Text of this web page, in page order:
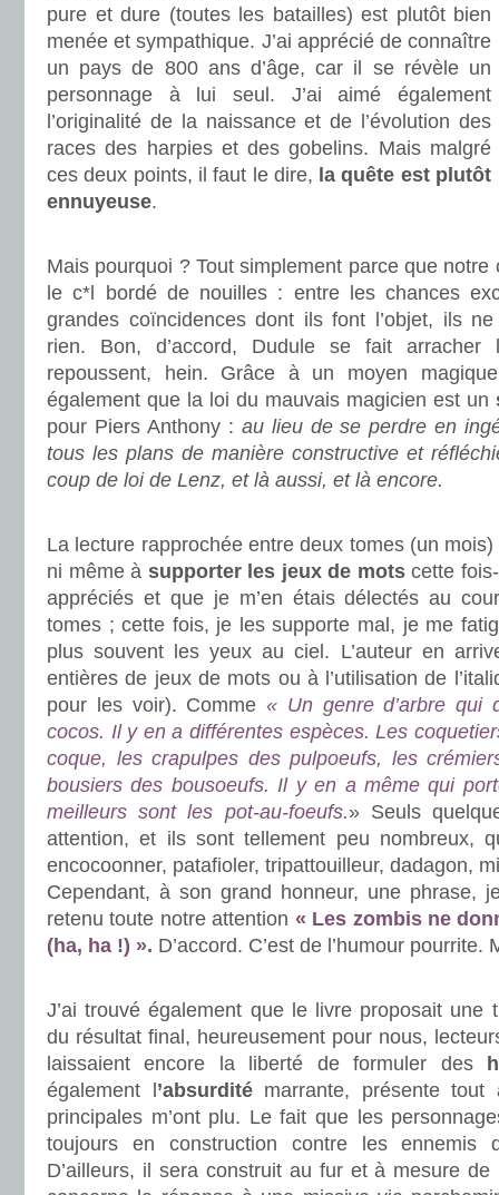
pure et dure (toutes les batailles) est plutôt bien
menée et sympathique. J’ai apprécié de connaître
un pays de 800 ans d’âge, car il se révèle un
personnage à lui seul. J’ai aimé également
l’originalité de la naissance et de l’évolution des
races des harpies et des gobelins. Mais malgré
ces deux points, il faut le dire, la quête est plutôt
ennuyeuse.
Mais pourquoi ? Tout simplement parce que
le c*l bordé de nouilles : entre les chances
grandes coïncidences dont ils font l’objet, ils
rien. Bon, d’accord, Dudule se fait arracher
repoussent, hein. Grâce à un moyen
également que la loi du mauvais magicien est un
pour Piers Anthony : au lieu de se perdre en
tous les plans de manière constructive et
coup de loi de Lenz, et là aussi, et là encore.
La lecture rapprochée entre deux tomes (un
ni même à supporter les jeux de mots cette
appréciés et que je m’en étais délectés au
tomes ; cette fois, je les supporte mal, je me
plus souvent les yeux au ciel. L’auteur en
entières de jeux de mots ou à l’utilisation de
pour les voir). Comme « Un genre d’arbre qui
cocos. Il y en a différentes espèces. Les
coque, les crapulpes des pulpoeufs, les
bousiers des bousoeufs. Il y en a même qui
meilleurs sont les pot-au-foeufs.» Seuls
attention, et ils sont tellement peu nombreux,
encocoonner, patafioler, tripattouilleur, dadagon,
Cependant, à son grand honneur, une phrase,
retenu toute notre attention « Les zombis ne
(ha, ha !) ». D’accord. C’est de l’humour
J’ai trouvé également que le livre proposait une
du résultat final, heureusement pour nous,
laissaient encore la liberté de formuler des
également l ’absurditémarrante, présente tout
principales m’ont plu. Le fait que les
toujours en construction contre les ennemis
D’ailleurs, il sera construit au fur et à mesure